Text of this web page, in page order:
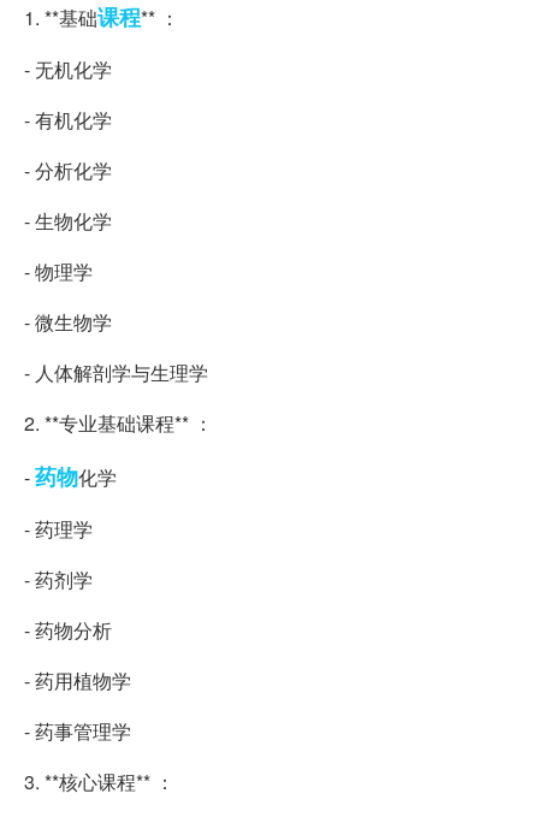
1. **基础课程** ：
- 无机化学
- 有机化学
- 分析化学
- 生物化学
- 物理学
- 微生物学
- 人体解剖学与生理学
2. **专业基础课程** ：
-药物化学
- 药理学
- 药剂学
- 药物分析
- 药用植物学
- 药事管理学
3. **核心课程** ：